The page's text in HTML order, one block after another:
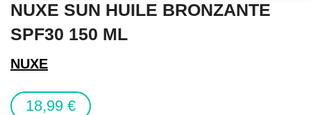
to
beginning
of
images
gallery
NUXE SUN HUILE BRONZANTE
SPF30 150 ML
NUXE
18,99 €